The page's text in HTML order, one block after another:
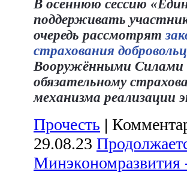
В осеннюю сессию
поддерживать
очередь рассмотрят
страхования
Вооружёнными Силами
обязательному
механизма реализации
Прочесть |
29.08.23